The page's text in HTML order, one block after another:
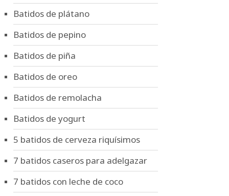
Batidos de plátano
Batidos de pepino
Batidos de piña
Batidos de oreo
Batidos de remolacha
Batidos de yogurt
5 batidos de cerveza riquísimos
7 batidos caseros para adelgazar
7 batidos con leche de coco